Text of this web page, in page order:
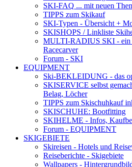
SKI-FAQ ... mit neuen
TIPPS zum Skikauf
SKI-Typen - Übersicht +
SKISHOPS / Linkliste
MULTI-RADIUS SKI -
Racecarver
Forum - SKI
EQUIPMENT
Ski-BEKLEIDUNG - das
SKISERVICE selbst
Belag, Löcher
TIPPS zum Skischuhkauf
SKISCHUHE: Bootfitting
SKIHELME - Infos,
Forum - EQUIPMENT
SKIGEBIETE
Skireisen - Hotels und
Reiseberichte - Skigebiete
Wallpapers -